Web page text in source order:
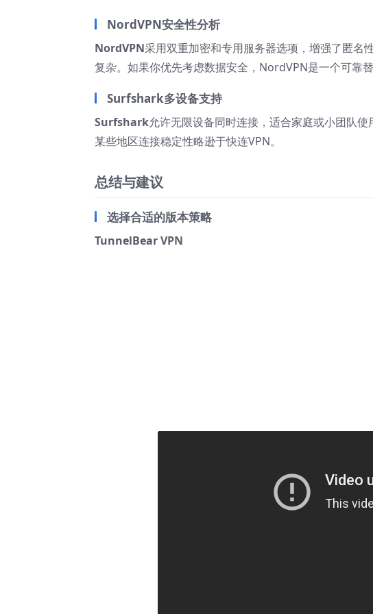
NordVPN安全性分析
NordVPN采用双重加密和专用服务器选项，增强了匿名
复杂。如果你优先考虑数据安全，NordVPN是一个可靠替
Surfshark多设备支持
Surfshark允许无限设备同时连接，适合家庭或小团队
某些地区连接稳定性略逊于快连VPN。
总结与建议
选择合适的版本策略
TunnelBear VPN